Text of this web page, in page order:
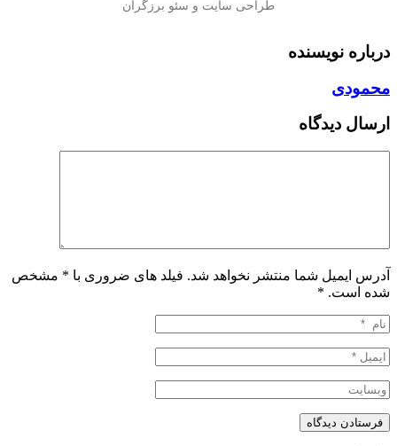
درباره نویسنده
محمودی
ارسال دیدگاه
آدرس ایمیل شما منتشر نخواهد شد. فیلد های ضروری با * مشخص
شده است. *